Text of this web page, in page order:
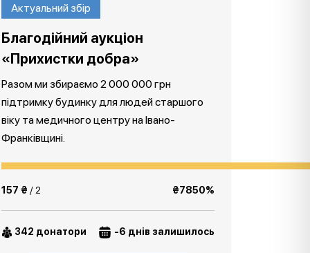
Актуальний збір
Благодійний аукціон
«Прихистки добра»
Разом ми збираємо 2 000 000 грн
підтримку будинку для людей старшого
віку та медичного центру на Івано-
Франківщині.
157 ₴ / 2 ₴7850%
342 донатори -6 днів залишилось